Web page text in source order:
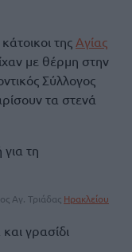
της Αγίας
με θέρμη στην
Σύλλογος
τα στενά
Αγ. Τριάδας Ηρακλείου